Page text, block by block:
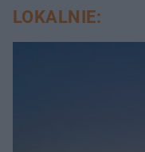
LOKALNIE: